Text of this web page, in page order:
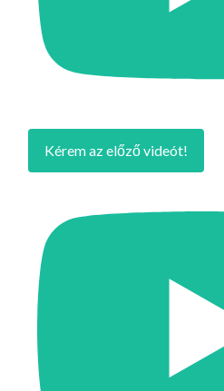
Kérem az előző videót!